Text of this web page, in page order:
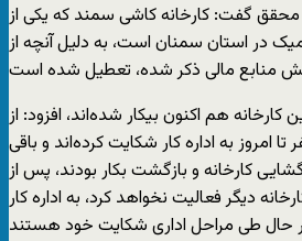
محقق گفت: کارخانه کاشی سمند که یکی از
در استان سمنان است، به دلیل آنچه از
۱۵۰ کارگر این کارخانه هم اکنون بیکار شده‌اند، افزود: از
کارگران حدود ۸۰ نفر تا امروز به اداره کار شکایت کرده‌اند و باقی
کارخانه و بازگشت بکار بودند، پس از
دیگر فعالیت نخواهد کرد، به اداره کار